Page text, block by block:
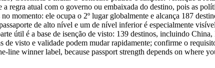
regra atual com o governo ou embaixada do destino, pois as
momento: ele ocupa o 2º lugar globalmente e alcança 187
de alto nível e um de nível inferior é especialmente
útil é a base de isenção de visto: 139 destinos, incluindo
visto e validade podem mudar rapidamente; confirme o
line winner label, because passport strength depends on where